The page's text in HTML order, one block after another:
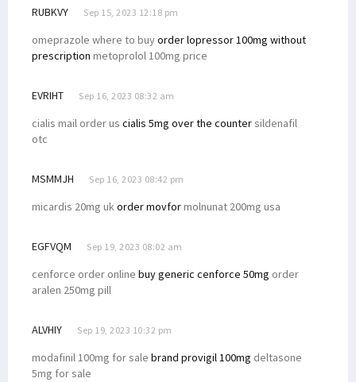
RUBKVY Sep 15, 2023 12:18 pm
omeprazole where to buyorder lopressor 100mg without
prescription metoprolol 100mg price
EVRIHT Sep 16, 2023 08:32 am
cialis mail order us cialis 5mg over the countersildenafil
otc
MSMMJH Sep 16, 2023 08:42 pm
micardis 20mg ukorder movformolnunat 200mg usa
EGFVQM Sep 19, 2023 08:02 am
cenforce order online buy generic cenforce 50mg order
aralen 250mg pill
ALVHIY Sep 19, 2023 10:32 pm
modafinil 100mg for sale brand provigil 100mg deltasone
5mg for sale